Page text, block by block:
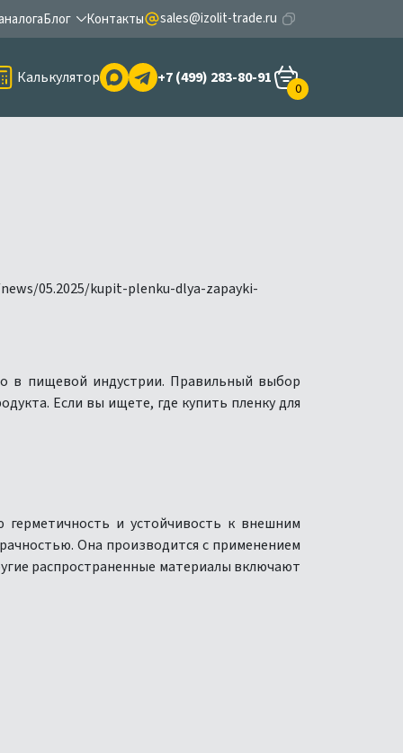
Блог Контакты sales@izolit-trade.ru
Калькулятор +7 (499) 283-80-91
0
в пищевой индустрии. Правильный выбор
Если вы ищете, где купить пленку для
и устойчивость к внешним
Она производится с применением
распространенные материалы включают